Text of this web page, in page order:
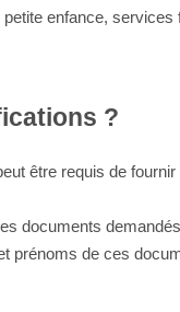
enfance,
?
être requis de fournir
documents
de ces